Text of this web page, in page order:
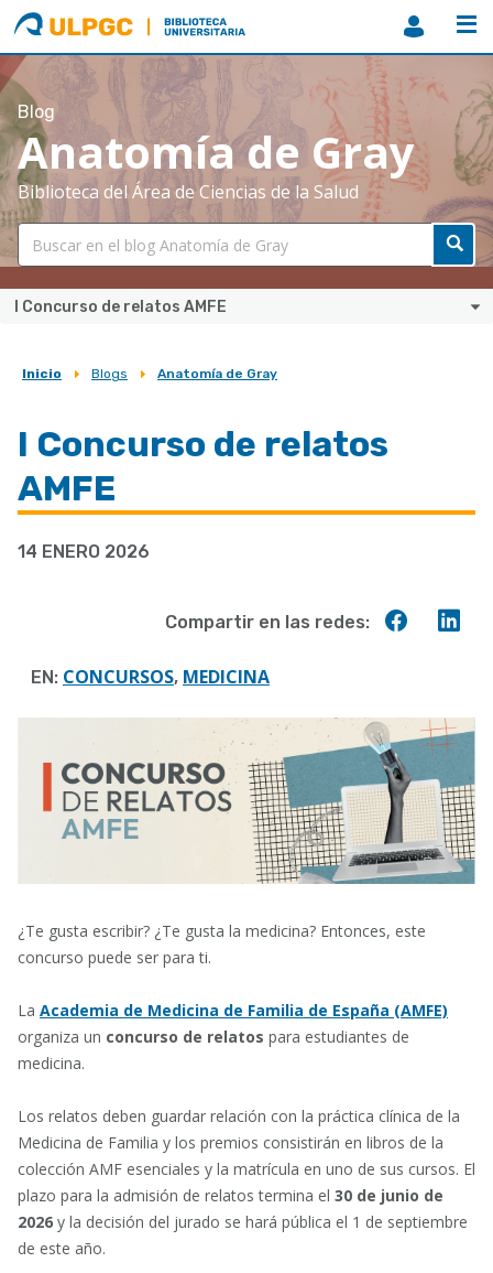
ULPGC
Biblioteca
ULPGC
Blog
Anatomía de Gray
Biblioteca del Área de Ciencias de la Salud
I Concurso de relatos AMFE
Sobrescribir
de
ayuda
la
Inicio Blogs Anatomía de Gray
I Concurso de relatos
AMFE
14 ENERO 2026
Compartir en las redes:
EN: CONCURSOS, MEDICINA
¿Te gusta escribir? ¿Te gusta la medicina? Entonces, este
concurso puede ser para ti.
La Academia de Medicina de Familia de España (AMFE)
organiza un concurso de relatos para estudiantes de
medicina.
Los relatos deben guardar relación con la práctica clínica de la
Medicina de Familia y los premios consistirán en libros de la
colección AMF esenciales y la matrícula en uno de sus cursos. El
plazo para la admisión de relatos termina el 30 de junio de
2026 y la decisión del jurado se hará pública el 1 de septiembre
de este año.